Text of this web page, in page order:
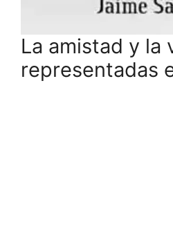
La amistad y la
representadas